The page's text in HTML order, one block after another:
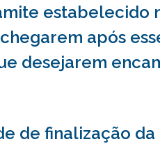
estabelecido
após
desejarem
de finalização